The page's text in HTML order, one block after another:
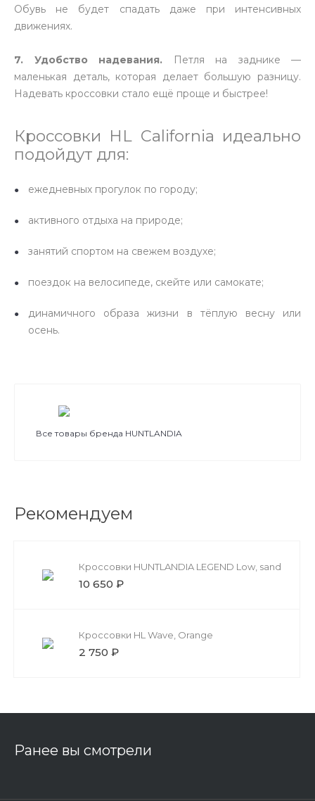
Обувь не будет спадать даже при интенсивных
движениях.
7. Удобство надевания. Петля на заднике —
маленькая деталь, которая делает большую разницу.
Надевать кроссовки стало ещё проще и быстрее!
Кроссовки HL California идеально
подойдут для:
ежедневных прогулок по городу;
активного отдыха на природе;
занятий спортом на свежем воздухе;
поездок на велосипеде, скейте или самокате;
динамичного образа жизни в тёплую весну или
осень.
Все товары бренда HUNTLANDIA
Рекомендуем
Кроссовки HUNTLANDIA LEGEND Low, sand
10 650 ₽
Кроссовки HL Wave, Orange
2 750 ₽
Ранее вы смотрели